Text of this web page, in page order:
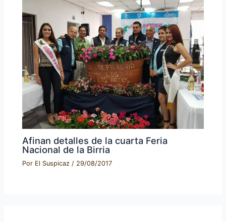
Afinan detalles de la cuarta Feria
Nacional de la Birria
Por El Suspicaz/ 29/08/2017